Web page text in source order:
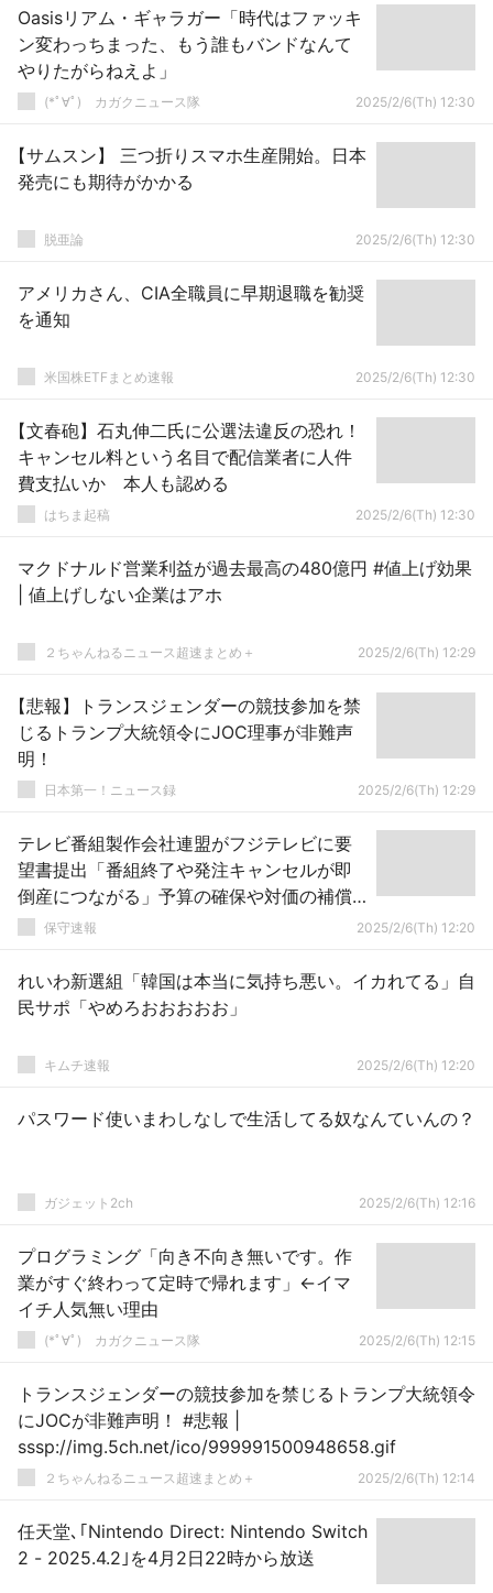
Oasisリアム・ギャラガー「時代はファッキ
ン変わっちまった、もう誰もバンドなんて
やりたがらねえよ」
(*ﾟ∀ﾟ)ゞカガクニュース隊 2025/2/6(Th) 12:30
【サムスン】 三つ折りスマホ生産開始。日本
発売にも期待がかかる
脱亜論 2025/2/6(Th) 12:30
アメリカさん、CIA全職員に早期退職を勧奨
を通知
米国株ETFまとめ速報 2025/2/6(Th) 12:30
【文春砲】石丸伸二氏に公選法違反の恐れ！
キャンセル料という名目で配信業者に人件
費支払いか 本人も認める
はちま起稿 2025/2/6(Th) 12:30
マクドナルド営業利益が過去最高の480億円 #値上げ効果
| 値上げしない企業はアホ
２ちゃんねるニュース超速まとめ＋ 2025/2/6(Th) 12:29
【悲報】トランスジェンダーの競技参加を禁
じるトランプ大統領令にJOC理事が非難声
明！
日本第一！ニュース録 2025/2/6(Th) 12:29
テレビ番組製作会社連盟がフジテレビに要
望書提出「番組終了や発注キャンセルが即
倒産につながる」予算の確保や対価の補償
など求める
保守速報 2025/2/6(Th) 12:20
れいわ新選組「韓国は本当に気持ち悪い。イカれてる」自
民サポ「やめろおおおおお」
キムチ速報 2025/2/6(Th) 12:20
パスワード使いまわしなしで生活してる奴なんていんの？
ガジェット2ch 2025/2/6(Th) 12:16
プログラミング「向き不向き無いです。作
業がすぐ終わって定時で帰れます」←イマ
イチ人気無い理由
(*ﾟ∀ﾟ)ゞカガクニュース隊 2025/2/6(Th) 12:15
トランスジェンダーの競技参加を禁じるトランプ大統領令
にJOCが非難声明！ #悲報 |
sssp://img.5ch.net/ico/999991500948658.gif
２ちゃんねるニュース超速まとめ＋ 2025/2/6(Th) 12:14
任天堂､｢Nintendo Direct: Nintendo Switch
2 - 2025.4.2｣を4月2日22時から放送